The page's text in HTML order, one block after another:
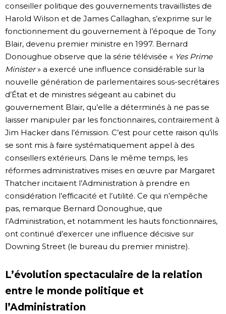
conseiller politique des gouvernements travaillistes de
Harold Wilson et de James Callaghan, s’exprime sur le
fonctionnement du gouvernement à l’époque de Tony
Blair, devenu premier ministre en 1997. Bernard
Donoughue observe que la série télévisée « Yes Prime
Minister» a exercé une influence considérable sur la
nouvelle génération de parlementaires sous-secrétaires
d’État et de ministres siégeant au cabinet du
gouvernement Blair, qu’elle a déterminés à ne pas se
laisser manipuler par les fonctionnaires, contrairement à
Jim Hacker dans l’émission. C’est pour cette raison qu’ils
se sont mis à faire systématiquement appel à des
conseillers extérieurs. Dans le même temps, les
réformes administratives mises en œuvre par Margaret
Thatcher incitaient l’Administration à prendre en
considération l’efficacité et l’utilité. Ce qui n’empêche
pas, remarque Bernard Donoughue, que
l’Administration, et notamment les hauts fonctionnaires,
ont continué d’exercer une influence décisive sur
Downing Street (le bureau du premier ministre).
L’évolution spectaculaire de la relation
entre le monde politique et
l’Administration